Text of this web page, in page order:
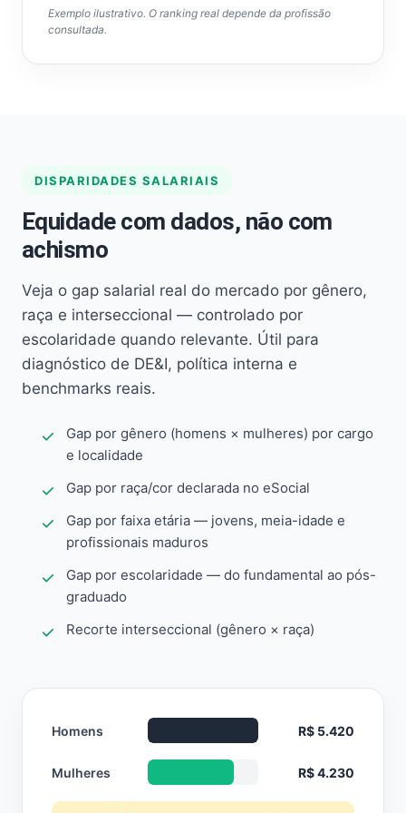
Exemplo ilustrativo. O ranking real depende da profissão
consultada.
DISPARIDADES SALARIAIS
Equidade com dados, não com
achismo
Veja o gap salarial real do mercado por gênero,
raça e interseccional — controlado por
escolaridade quando relevante. Útil para
diagnóstico de DE&I, política interna e
benchmarks reais.
Gap por gênero (homens × mulheres) por cargo
e localidade
Gap por raça/cor declarada no eSocial
Gap por faixa etária — jovens, meia-idade e
profissionais maduros
Gap por escolaridade — do fundamental ao pós-
graduado
Recorte interseccional (gênero × raça)
Homens R$ 5.420
Mulheres R$ 4.230